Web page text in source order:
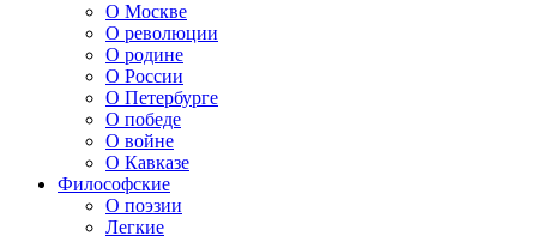
О Москве
О революции
О родине
О России
О Петербурге
О победе
О войне
О Кавказе
Философские
О поэзии
Легкие